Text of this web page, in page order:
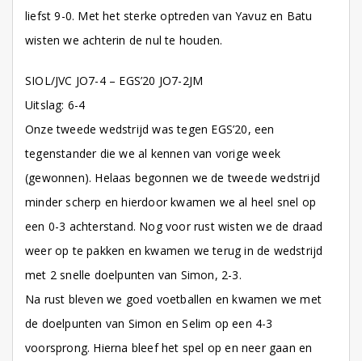
liefst 9-0. Met het sterke optreden van Yavuz en Batu
wisten we achterin de nul te houden.
SIOL/JVC JO7-4 – EGS’20 JO7-2JM
Uitslag: 6-4
Onze tweede wedstrijd was tegen EGS’20, een
tegenstander die we al kennen van vorige week
(gewonnen). Helaas begonnen we de tweede wedstrijd
minder scherp en hierdoor kwamen we al heel snel op
een 0-3 achterstand. Nog voor rust wisten we de draad
weer op te pakken en kwamen we terug in de wedstrijd
met 2 snelle doelpunten van Simon, 2-3.
Na rust bleven we goed voetballen en kwamen we met
de doelpunten van Simon en Selim op een 4-3
voorsprong. Hierna bleef het spel op en neer gaan en